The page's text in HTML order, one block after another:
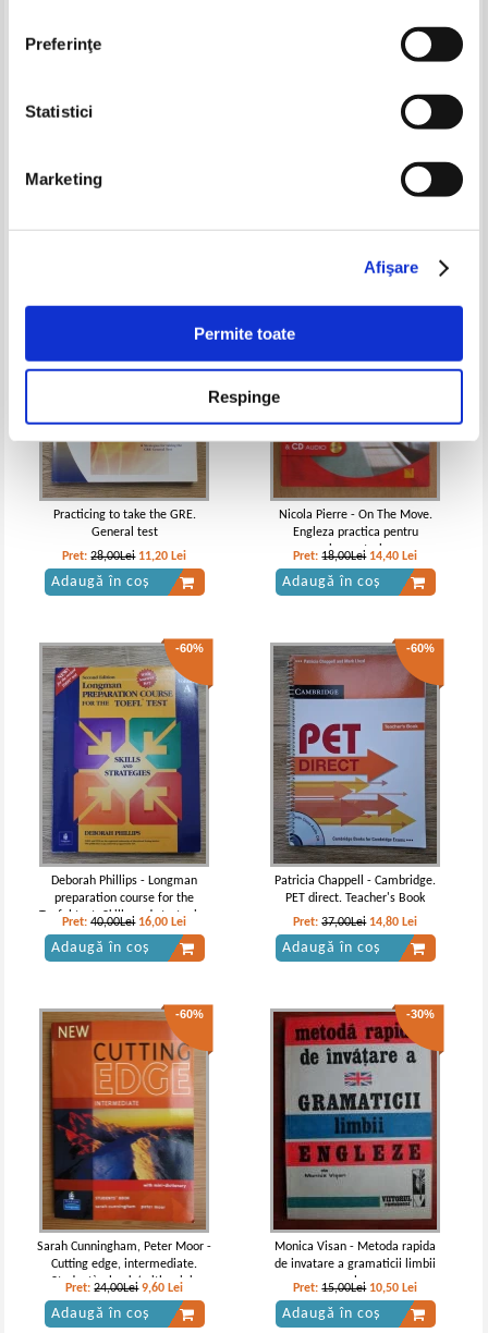
Preferinţe
Statistici
Marketing
Afişare
Permite toate
Respinge
de limba engleza pentru
25,00Lei Lei
Practicing to take the GRE.
General test
Pret:28,00Lei 11,20 Lei
Adaugă în coș
Nicola Pierre - On The Move.
Engleza practica pentru
incepatori
Pret:18,00Lei 14,40 Lei
Adaugă în coș
-60%
Deborah Phillips - Longman
preparation course for the
Toefel test. Skills and strategies
(editia a doua, volumul A)
Pret:40,00Lei 16,00 Lei
Adaugă în coș
-60%
Patricia Chappell - Cambridge.
PET direct. Teacher's Book
Pret:37,00Lei 14,80 Lei
Adaugă în coș
-60%
Sarah Cunningham, Peter Moor -
Cutting edge, intermediate.
Student` s book (with mini-
dictionary)
Pret:24,00Lei 9,60 Lei
Adaugă în coș
-30%
Monica Visan - Metoda rapida
de invatare a gramaticii limbii
engleze
Pret:15,00Lei 10,50 Lei
Adaugă în coș